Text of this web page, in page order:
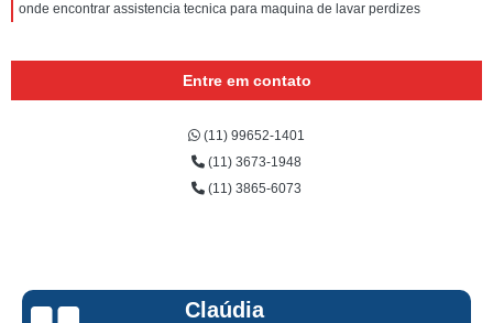
onde encontrar assistencia tecnica para maquina de lavar perdizes
Entre em contato
(11) 99652-1401
(11) 3673-1948
(11) 3865-6073
Claúdia